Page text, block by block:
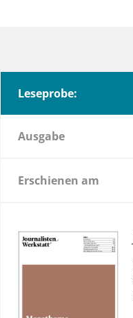
Leseprobe:
Ausgabe
Erschienen am